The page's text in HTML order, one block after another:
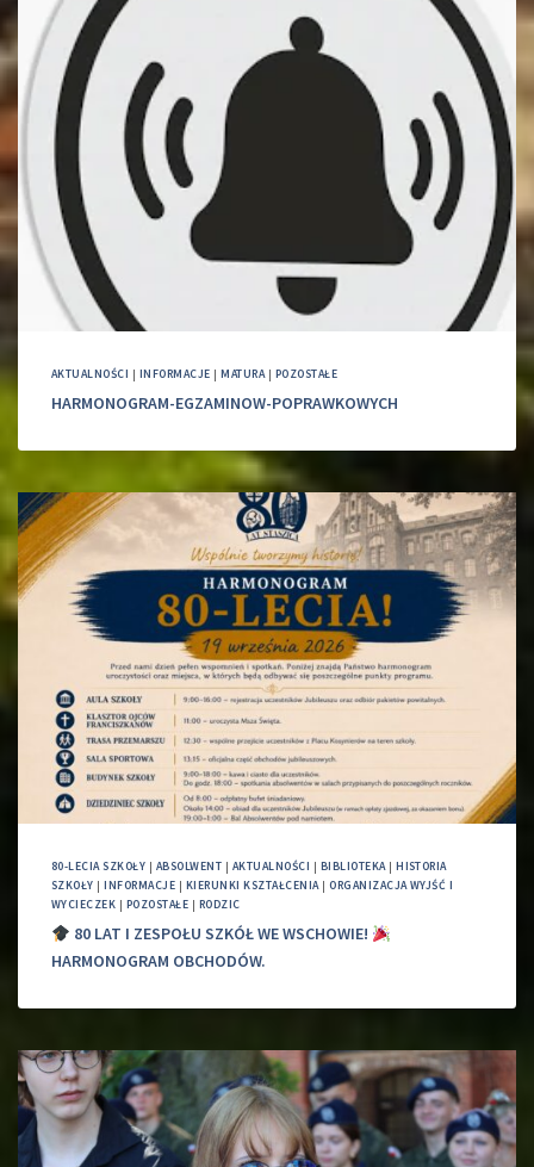
AKTUALNOŚCI | INFORMACJE |MATURA| POZOSTAŁE
HARMONOGRAM-EGZAMINOW-POPRAWKOWYCH
80-LECIA SZKOŁY | ABSOLWENT | AKTUALNOŚCI | BIBLIOTEKA|HISTORIA
SZKOŁY |INFORMACJE | KIERUNKI KSZTAŁCENIA|ORGANIZACJA WYJŚĆ I
WYCIECZEK | POZOSTAŁE | RODZIC
80 LAT I ZESPOŁU SZKÓŁ WE WSCHOWIE!
HARMONOGRAM OBCHODÓW.